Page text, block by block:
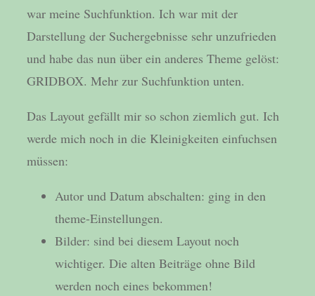
war meine Suchfunktion. Ich war mit der
Darstellung der Suchergebnisse sehr unzufrieden
und habe das nun über ein anderes Theme gelöst:
GRIDBOX. Mehr zur Suchfunktion unten.
Das Layout gefällt mir so schon ziemlich gut. Ich
werde mich noch in die Kleinigkeiten einfuchsen
müssen:
Autor und Datum abschalten: ging in den
theme-Einstellungen.
Bilder: sind bei diesem Layout noch
wichtiger. Die alten Beiträge ohne Bild
werden noch eines bekommen!